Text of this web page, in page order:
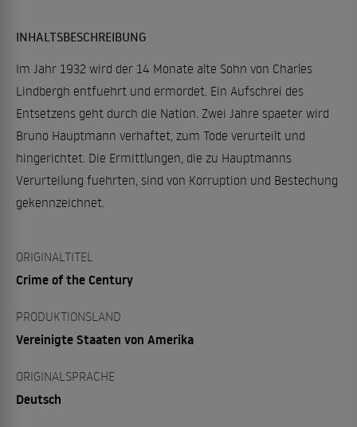
INHALTSBESCHREIBUNG
Im Jahr 1932 wird der 14 Monate alte Sohn von Charles
Lindbergh entfuehrt und ermordet. Ein Aufschrei des
Entsetzens geht durch die Nation. Zwei Jahre spaeter wird
Bruno Hauptmann verhaftet, zum Tode verurteilt und
hingerichtet. Die Ermittlungen, die zu Hauptmanns
Verurteilung fuehrten, sind von Korruption und Bestechung
gekennzeichnet.
ORIGINALTITEL
Crime of the Century
PRODUKTIONSLAND
Vereinigte Staaten von Amerika
ORIGINALSPRACHE
Deutsch